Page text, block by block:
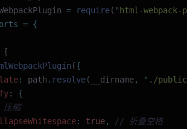
= require( " html-webpack-
= {
[
({
: path . resolve(__dirname, " ./
:
{
压缩
: true,
// 折叠空格